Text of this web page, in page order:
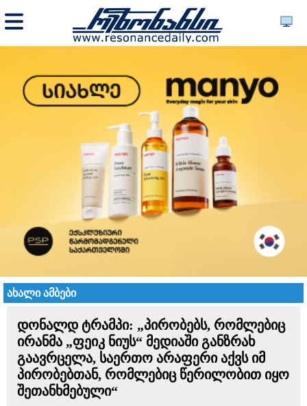
ახალი ამბები
დონალდ ტრამპი: „პირობებს, რომლებიც
ირანმა „ფეიკ ნიუს“ მედიაში განზრახ
გაავრცელა, საერთო არაფერი აქვს იმ
პირობებთან, რომლებიც წერილობით იყო
შეთანხმებული“